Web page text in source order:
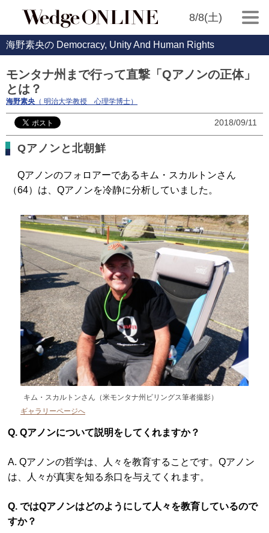
8/8(土)
海野素央の Democracy, Unity And Human Rights
モンタナ州まで行って直撃「Qアノンの正体」
とは？
海野素央 （ 明治大学教授 心理学博士）
2018/09/11
Qアノンと北朝鮮
Qアノンのフォロアーであるキム・スカルトンさん
（64）は、Qアノンを冷静に分析していました。
キム・スカルトンさん（米モンタナ州ビリングス筆者撮影）
ギャラリーページへ
Q. Qアノンについて説明をしてくれますか？
A. Qアノンの哲学は、人々を教育することです。Qアノン
は、人々が真実を知る糸口を与えてくれます。
Q. ではQアノンはどのようにして人々を教育しているので
すか？